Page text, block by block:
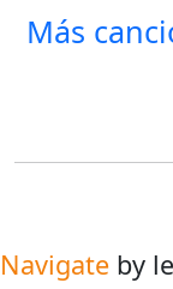
Más
Navigate by